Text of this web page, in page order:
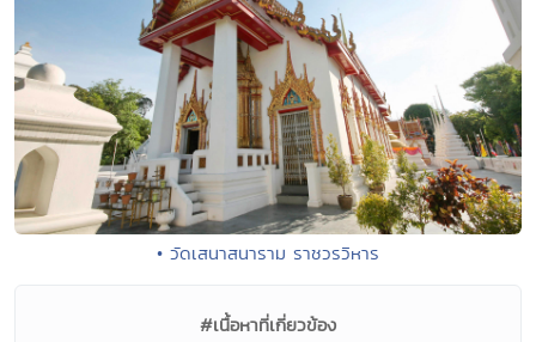
• วัดเสนาสนาราม ราชวรวิหาร
#เนื้อหาที่เกี่ยวข้อง